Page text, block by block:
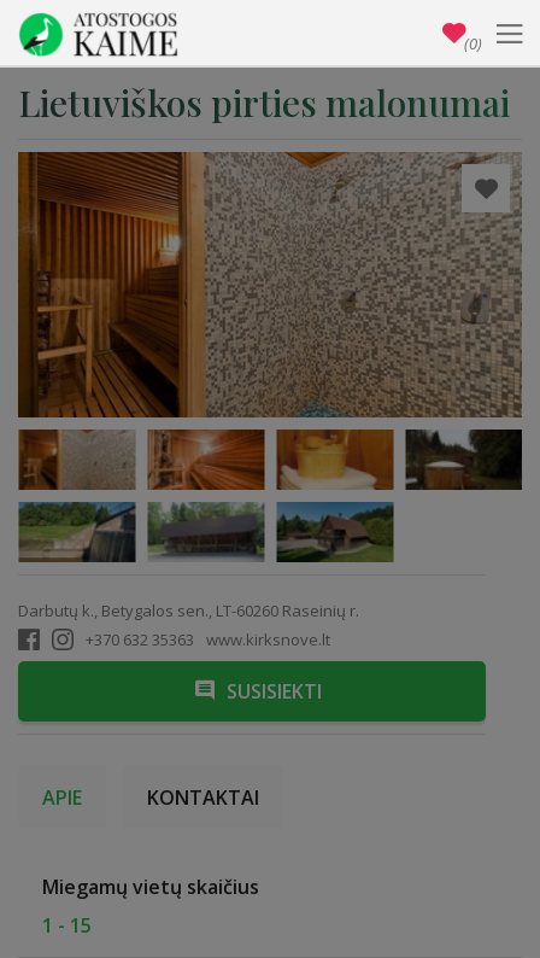
Lietuviškos pirties malonumai
Darbutų k., Betygalos sen., LT-60260 Raseinių r.
+370 632 35363
www.kirksnove.lt
SUSISIEKTI
APIE KONTAKTAI
Miegamų vietų skaičius
1 - 15
(0)